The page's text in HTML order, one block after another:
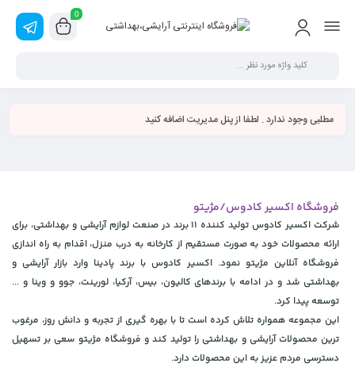
0
مطلبی وجود ندارد . لطفا از پنل مدیریت اضافه کنید
فروشگاه اکسیر کادوس/مژیتو
شرکت اکسیر کادوس تولید کننده 11 برند در صنعت لوازم آرایشی و بهداشتی، برای
ارائه محصولات خود به صورت مستقیم از کارخانه به درب منزل، اقدام به راه اندازی
فروشگاه آنلاین مژیتو نمود. اکسیر کادوس با برند پادینا وارد بازار آرایشی و
بهداشتی شد و در ادامه با برندهای کالیون، بیس، آرکیا، لورینت، جوو و وینا و ...
توسعه پیدا کرد.
این مجموعه همواره تلاش کرده است تا با بهره گیری از تجربه و دانش روز، مرغوب
ترین محصولات آرایشی و بهداشتی را تولید کند و فروشگاه مژیتو سعی بر تسهیل
دسترسی مردم عزیز به این محصولات دارد.